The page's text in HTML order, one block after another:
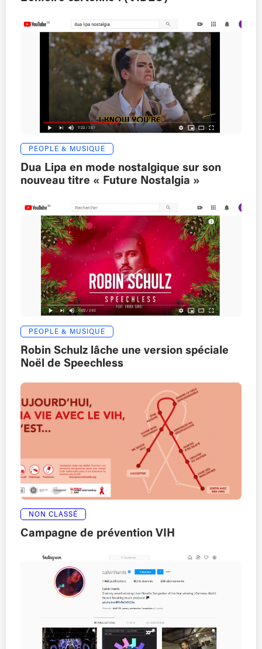
PEOPLE & MUSIQUE
Dua Lipa en mode nostalgique sur son
nouveau titre « Future Nostalgia »
PEOPLE & MUSIQUE
Robin Schulz lâche une version spéciale
Noël de Speechless
NON CLASSÉ
Campagne de prévention VIH